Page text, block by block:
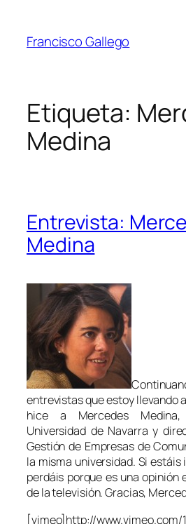
contenido
Francisco Gallego
Etiqueta:
Medina
Entrevista:
Medina
entrevistas que estoy llevando
hice a Mercedes
Universidad de Navarra y
Gestión de Empresas de
la misma universidad. Si estáis
perdáis porque es una opinión
de la televisión. Gracias,
[vimeo]http://www.vimeo.com/